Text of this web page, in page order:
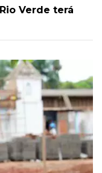
Verde terá